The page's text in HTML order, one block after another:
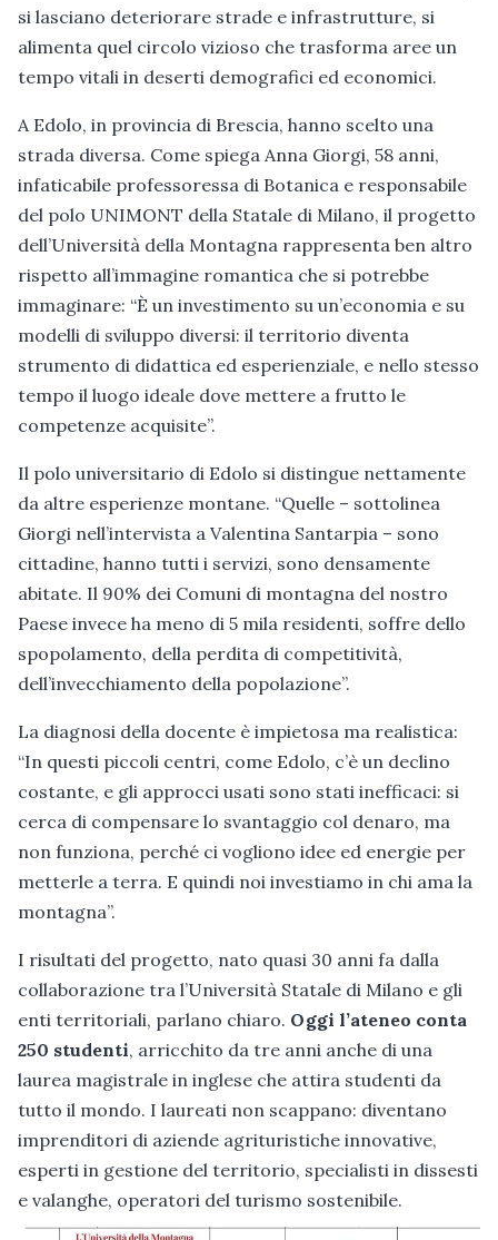
si lasciano deteriorare strade e infrastrutture, si
alimenta quel circolo vizioso che trasforma aree un
tempo vitali in deserti demografici ed economici.
A Edolo, in provincia di Brescia, hanno scelto una
strada diversa. Come spiega Anna Giorgi, 58 anni,
infaticabile professoressa di Botanica e responsabile
del polo UNIMONT della Statale di Milano, il progetto
dell’Università della Montagna rappresenta ben altro
rispetto all’immagine romantica che si potrebbe
immaginare: “È un investimento su un’economia e su
modelli di sviluppo diversi: il territorio diventa
strumento di didattica ed esperienziale, e nello stesso
tempo il luogo ideale dove mettere a frutto le
competenze acquisite”.
Il polo universitario di Edolo si distingue nettamente
da altre esperienze montane. “Quelle – sottolinea
Giorgi nell’intervista a Valentina Santarpia – sono
cittadine, hanno tutti i servizi, sono densamente
abitate. Il 90% dei Comuni di montagna del nostro
Paese invece ha meno di 5 mila residenti, soffre dello
spopolamento, della perdita di competitività,
dell’invecchiamento della popolazione”.
La diagnosi della docente è impietosa ma realistica:
“In questi piccoli centri, come Edolo, c’è un declino
costante, e gli approcci usati sono stati inefficaci: si
cerca di compensare lo svantaggio col denaro, ma
non funziona, perché ci vogliono idee ed energie per
metterle a terra. E quindi noi investiamo in chi ama la
montagna”.
I risultati del progetto, nato quasi 30 anni fa dalla
collaborazione tra l’Università Statale di Milano e gli
enti territoriali, parlano chiaro. Oggi l’ateneo conta
250 studenti, arricchito da tre anni anche di una
laurea magistrale in inglese che attira studenti da
tutto il mondo. I laureati non scappano: diventano
imprenditori di aziende agrituristiche innovative,
esperti in gestione del territorio, specialisti in dissesti
e valanghe, operatori del turismo sostenibile.